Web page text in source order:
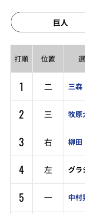
巨人
打順 位置
1 二 三森
2
三 牧原
3
右 柳田
4
左 グラ
5
一 中村